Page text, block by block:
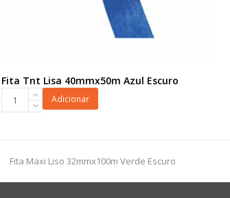
Fita Tnt Lisa 40mmx50m Azul Escuro
Escuro
quantidade
Adicionar
previous
Fita Maxi Liso 32mmx100m Verde Escuro